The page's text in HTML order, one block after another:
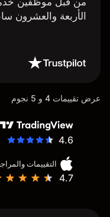
الأربعة والعشرون
عرض تقييمات 4 و 5 نجوم
4.6
التقييمات
4.7